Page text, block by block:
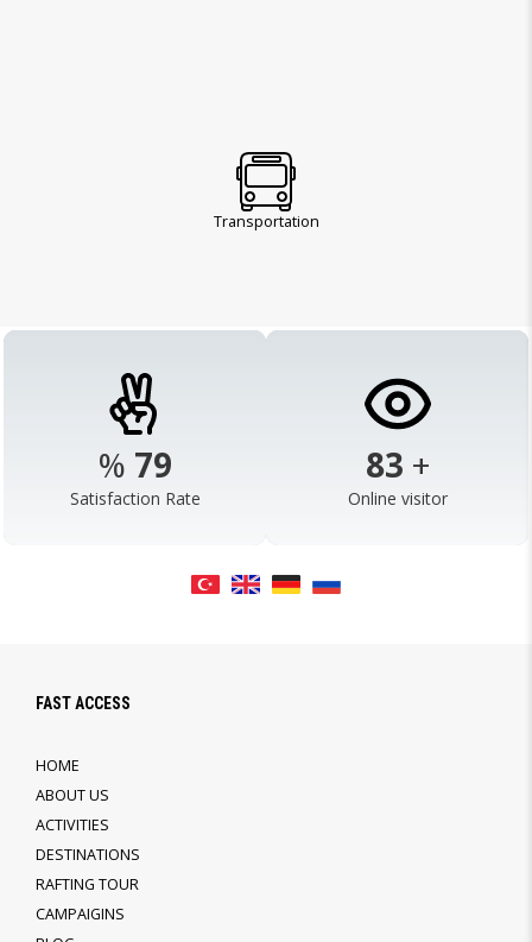
Transportation
% 98
Satisfaction Rate
103 +
Online visitor
FAST ACCESS
HOME
ABOUT US
ACTIVITIES
DESTINATIONS
RAFTING TOUR
CAMPAIGINS